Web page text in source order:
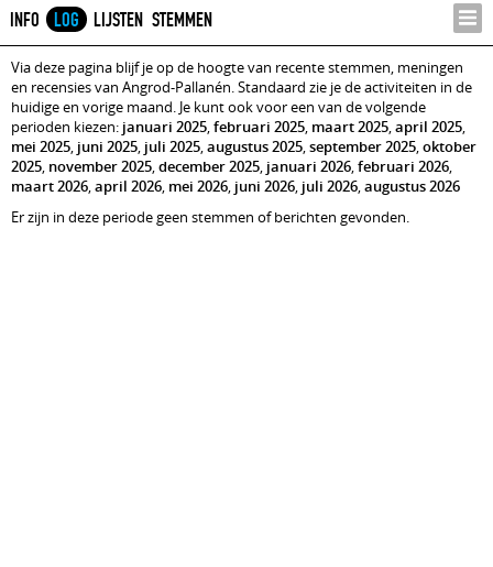
INFO LOG LIJSTEN STEMMEN
Via deze pagina blijf je op de hoogte van recente stemmen, meningen
en recensies van Angrod-Pallanén. Standaard zie je de activiteiten in de
huidige en vorige maand. Je kunt ook voor een van de volgende
perioden kiezen: januari 2025,februari 2025, maart 2025,april 2025,
mei 2025, juni 2025, juli 2025,augustus 2025,september 2025,oktober
2025, november 2025,december 2025, januari 2026,februari 2026,
maart 2026,april 2026, mei 2026, juni 2026, juli 2026,augustus 2026
Er zijn in deze periode geen stemmen of berichten gevonden.